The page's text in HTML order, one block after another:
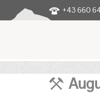
+43 660